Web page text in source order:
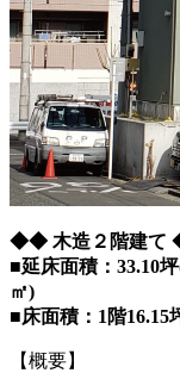
◆◆ 木造２階建
■延床面積：33.10
㎡)
■床面積：1階16.15
【概要】